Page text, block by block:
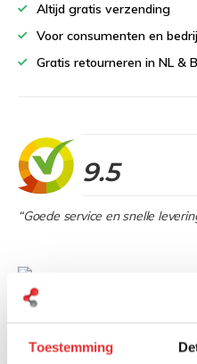
Toestemming
Altijd gratis verzending
Voor consumenten en
Gratis retourneren in NL &
9.5
“Goede service en snelle
Heb je een vraag